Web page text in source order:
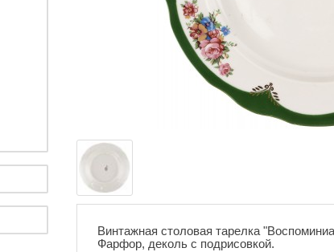
Винтажная столовая тарелка
Фарфор, деколь с подрисовкой.